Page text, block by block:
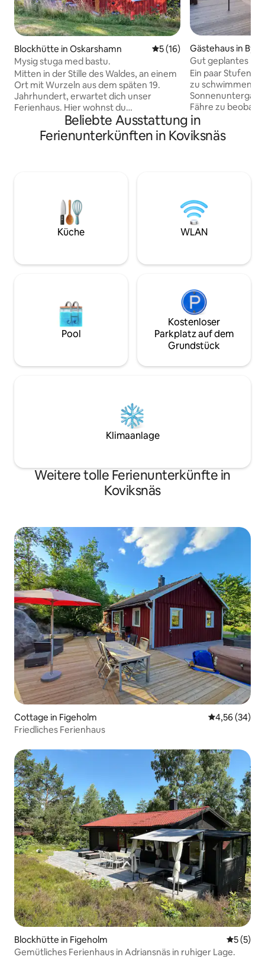
Blockhütte in Oskarshamn Durchschnittliche
5 (16)
Mysig stuga med bastu.
Mitten in der Stille des Waldes, an einem
Ort mit Wurzeln aus dem späten 19.
Jahrhundert, erwartet dich unser
Ferienhaus. Hier wohnst du
abgeschieden, aber nur 5 Minuten vom
Puls der Stadt entfernt. Das
Schlafzimmer hat ein bequemes
ruhige Momente nach den Abenteuern
des Tages. Nicht mit anderen Gästen
geteilt. Ein Ort, an dem Geschichte auf
Natur trifft und die Zeit langsamer wird. *
Zugang zum Garten *15 Minuten mit
Gästehaus in
Gut geplantes
Ein paar Stufen
zu schwimmen
Fähre zu
ersten Deck
Strand und
Steinwurf
Unterkunft im
neues, gut
bequemen Bett,
Kühlschrank mit
Beliebte Ausstattung in
Ferienunterkünften in Koviksnäs
Küche WLAN
Pool
Kostenloser
Parkplatz auf dem
Grundstück
Klimaanlage
Weitere tolle Ferienunterkünfte in
Koviksnäs
Cottage in Figeholm
4,56 (34)
Friedliches Ferienhaus
Blockhütte in Figeholm
5 (5)
Gemütliches Ferienhaus in Adriansnäs in ruhiger Lage.